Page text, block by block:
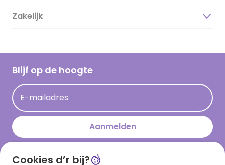
Duurzaamheid
Hallmark Kaartclub
Acties
Persberichten
Hallmark en Kinderpostzegels
Magazine
Cadeau inspiratie
Kaartinspiratie
Zakelijk
Blijf op de hoogte
E-mailadres
Aanmelden
Cookies d’r bij?